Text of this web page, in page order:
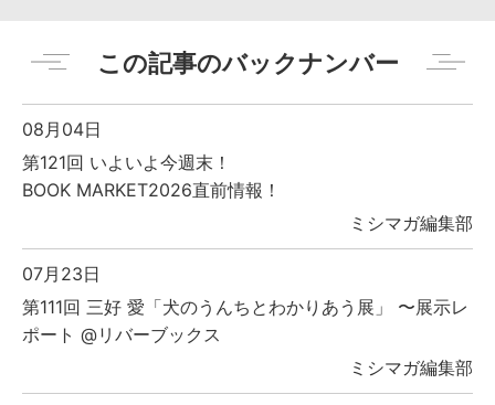
この記事のバックナンバー
08月04日
第121回 いよいよ今週末！
BOOK MARKET2026直前情報！
ミシマガ編集部
07月23日
第111回 三好 愛「犬のうんちとわかりあう展」 〜展示レ
ポート @リバーブックス
ミシマガ編集部